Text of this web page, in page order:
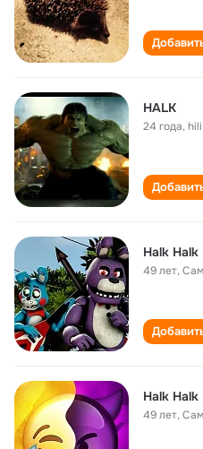
HALK
24 года,hili
Halk Halk
49 лет,
Halk Halk
49 лет,